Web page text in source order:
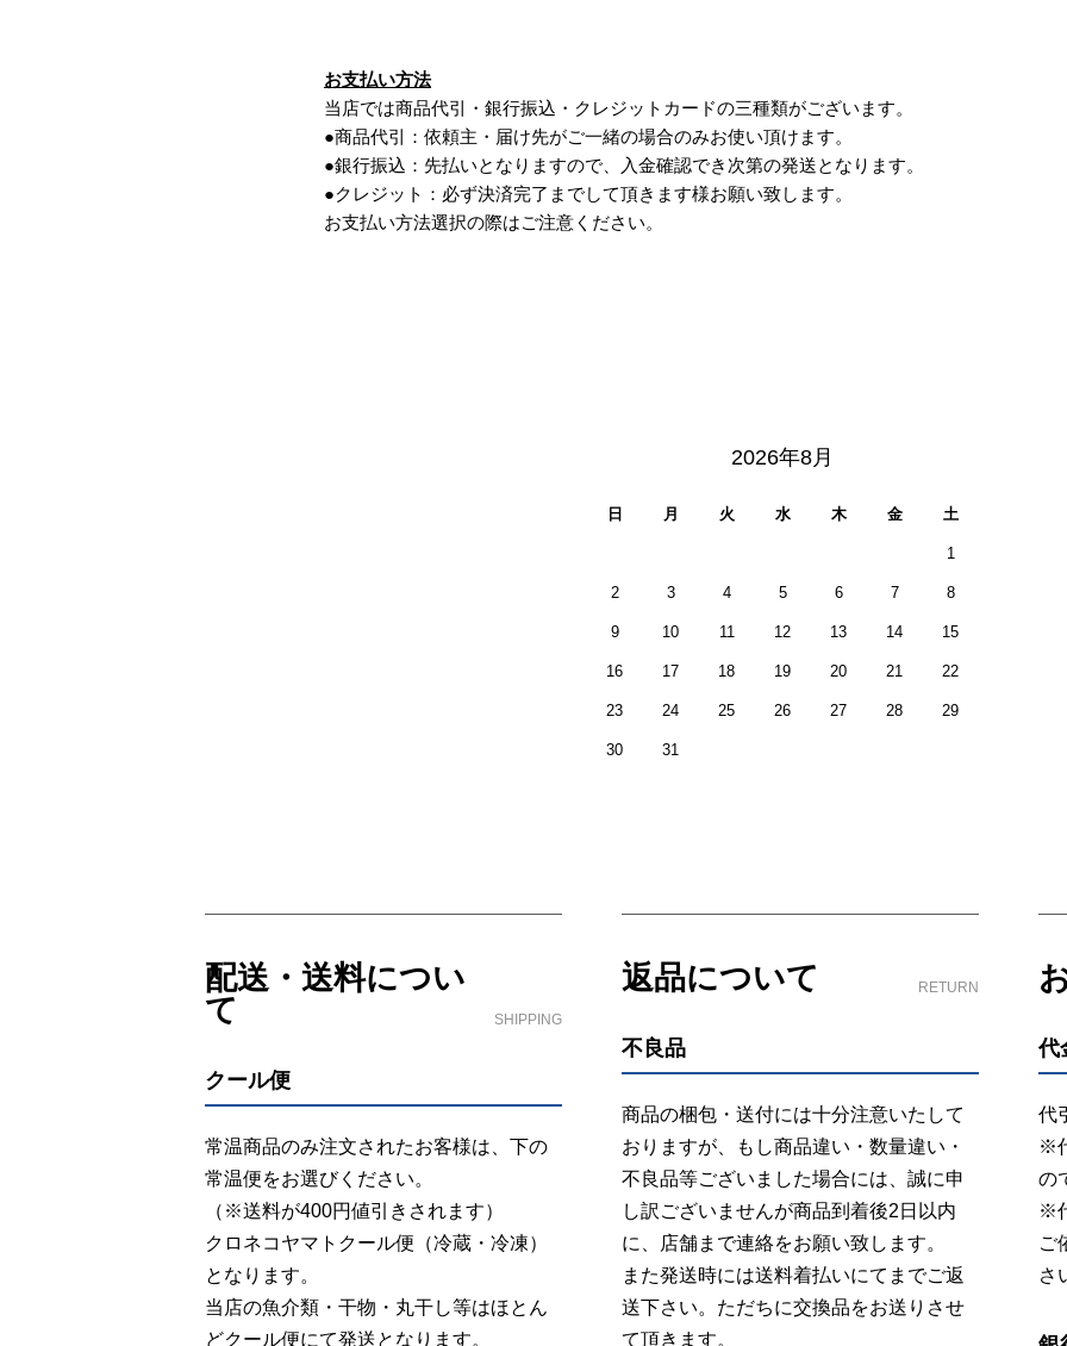
お支払い方法
当店では商品代引・銀行振込・クレジットカードの三種類がございます。
●商品代引：依頼主・届け先がご一緒の場合のみお使い頂けます。
●銀行振込：先払いとなりますので、入金確認でき次第の発送となります。
●クレジット：必ず決済完了までして頂きます様お願い致します。
お支払い方法選択の際はご注意ください。
2026年8月
日 月 火 水 木 金 土
1
2 3 4 5 6 7 8
9 10 11 12 13 14 15
16 17 18 19 20 21 22
23 24 25 26 27 28 29
30 31
配送・送料につい
て
SHIPPING
クール便
常温商品のみ注文されたお客様は、下の
常温便をお選びください。
（※送料が400円値引きされます）
クロネコヤマトクール便（冷蔵・冷凍）
となります。
当店の魚介類・干物・丸干し等はほとん
どクール便にて発送となります。
返品について RETURN
不良品
商品の梱包・送付には十分注意いたして
おりますが、もし商品違い・数量違い・
不良品等ございました場合には、誠に申
し訳ございませんが商品到着後2日以内
に、店舗まで連絡をお願い致します。
また発送時には送料着払いにてまでご返
送下さい。ただちに交換品をお送りさせ
て頂きます。
代
代
※
の
※
ご
さ